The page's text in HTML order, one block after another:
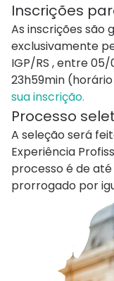
Inscrições
As inscrições são
exclusivamente
IGP/RS , entre 05/
23h59min
sua inscrição.
Processo
A seleção será
Experiência
processo é de até
prorrogado por